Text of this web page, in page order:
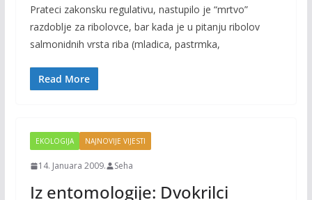
e
b
o
o
itt
er
ai
l
p
y
Prateci zakonsku regulativu, nastupilo je “mrtvo”
razdoblje za ribolovce, bar kada je u pitanju ribolov
salmonidnih vrsta riba (mladica, pastrmka,
Read More
EKOLOGIJA NAJNOVIJE VIJESTI
14. Januara 2009. Seha
Iz entomologije: Dvokrilci